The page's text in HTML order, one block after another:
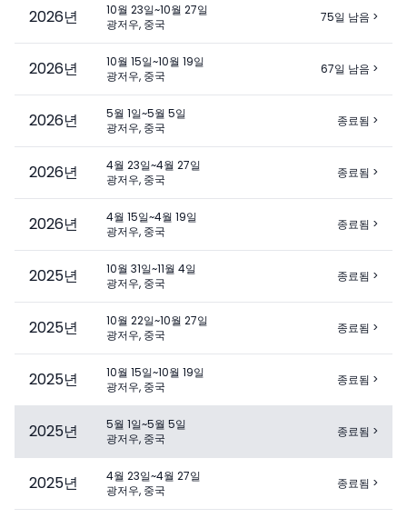
2026년
10월 23일~10월 27일
광저우, 중국
75일 남음 >
2026년
10월 15일~10월 19일
광저우, 중국
67일 남음 >
2026년
5월 1일~5월 5일
광저우, 중국
종료됨 >
2026년
4월 23일~4월 27일
광저우, 중국
종료됨 >
2026년
4월 15일~4월 19일
광저우, 중국
종료됨 >
2025년
10월 31일~11월 4일
광저우, 중국
종료됨 >
2025년
10월 22일~10월 27일
광저우, 중국
종료됨 >
2025년
10월 15일~10월 19일
광저우, 중국
종료됨 >
2025년
5월 1일~5월 5일
광저우, 중국
종료됨 >
2025년
4월 23일~4월 27일
광저우, 중국
종료됨 >